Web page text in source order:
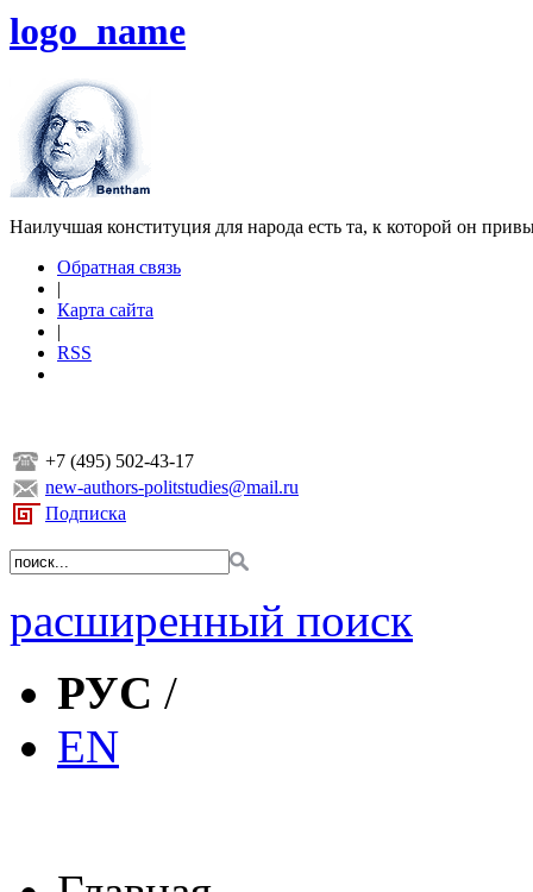
logo_name
Наилучшая конституция для народа есть та, к которой он
Обратная связь
|
Карта сайта
|
RSS
+7 (495) 502-43-17
new-authors-politstudies@mail.ru
Подписка
расширенный поиск
РУС /
EN